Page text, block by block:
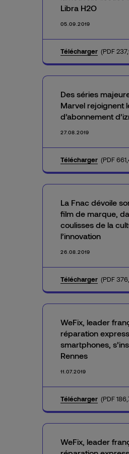
Libra H2O
05.09.2019
Télécharger (PDF
Des séries
Marvel rejoignent
d’abonnement
27.08.2019
Télécharger (PDF
La Fnac dévoile
film de marque,
coulisses de la
l’innovation
26.08.2019
Télécharger (PDF
WeFix, leader
réparation
smartphones,
Rennes
11.07.2019
Télécharger (PDF
WeFix, leader